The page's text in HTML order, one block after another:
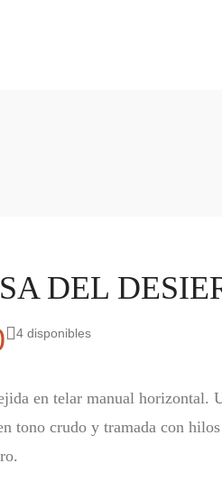
DEL
4 disponibles
en telar manual horizontal.
tono crudo y tramada con